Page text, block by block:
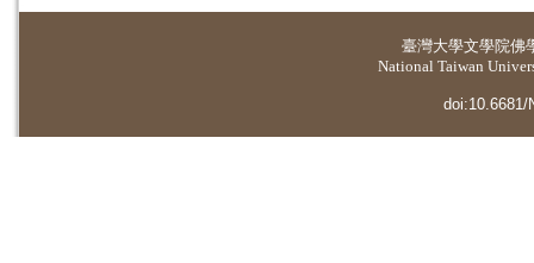
臺灣大學文學院佛
National Taiwan
doi:10.6681/